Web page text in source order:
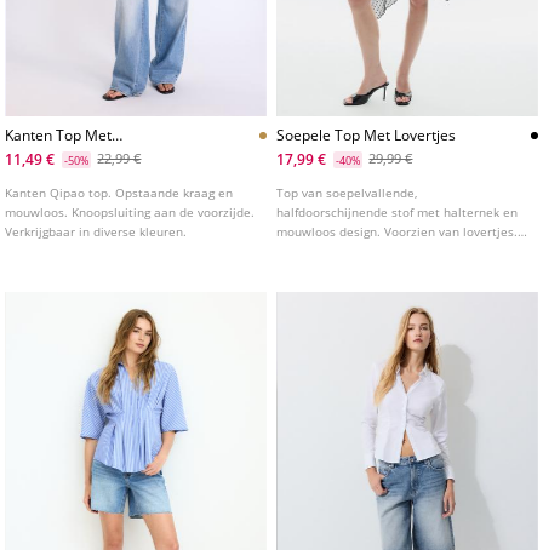
Kanten Top Met
Houtjetouwtjeknopen
11,49 € -50% 22,99 €
Kanten Qipao top. Opstaande kraag en
mouwloos. Knoopsluiting aan de voorzijde.
Verkrijgbaar in diverse kleuren.
Soepele Top Met Lovertjes
17,99 €
-40% 29,99 €
Top van soepelvallende,
halfdoorschijnende stof met halternek en
mouwloos design. Voorzien van lovertjes.